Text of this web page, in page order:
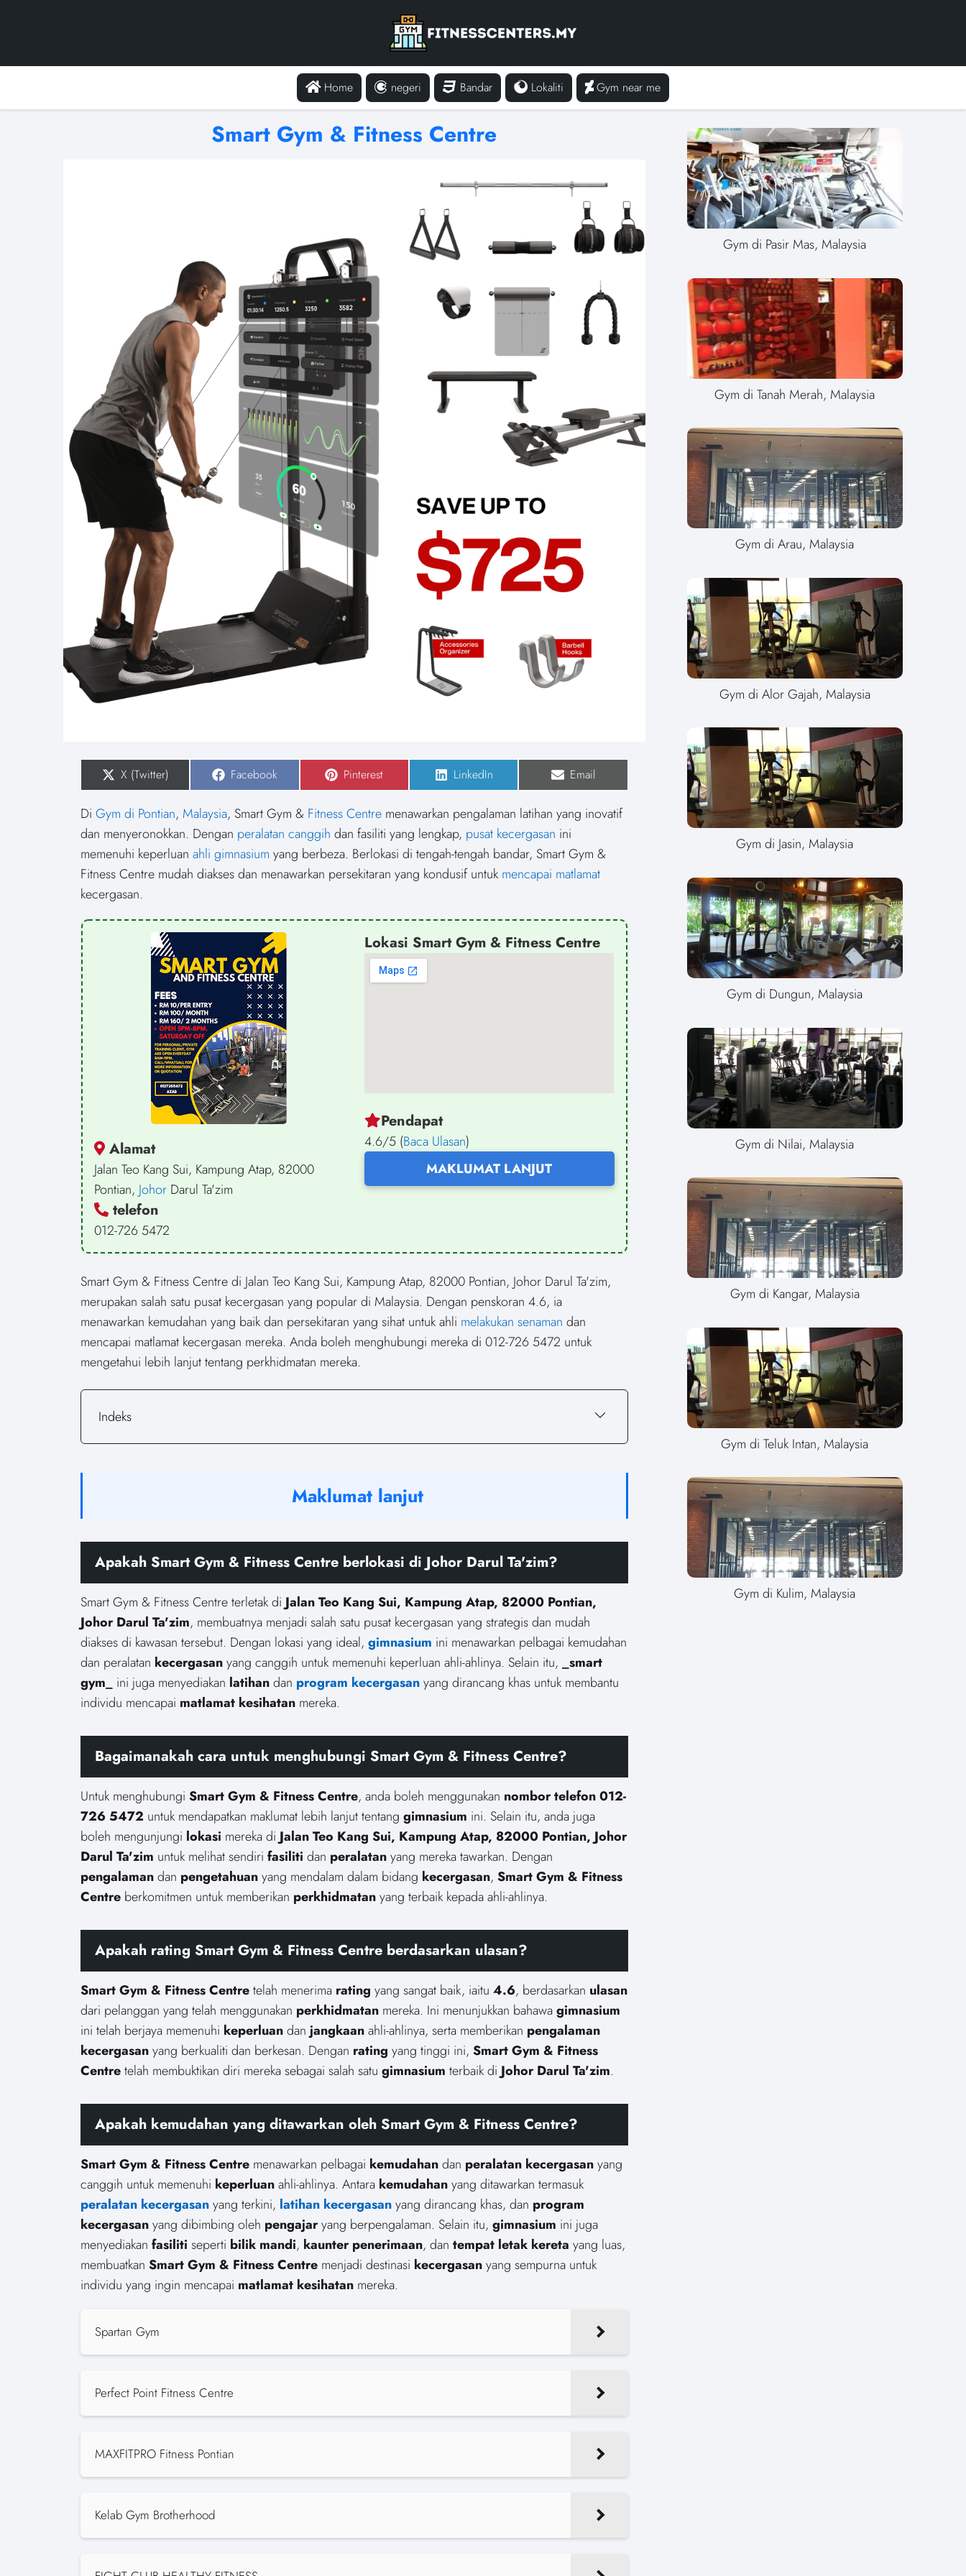
Home negeri Bandar Lokaliti Gym near me
Smart Gym & Fitness Centre
S
e
o
n
X (Twitter) S
e
o
n
Facebook S
r
e
o
n
Pinterest S
r
e
o
n
LinkedIn S
r
e
o
n
Email
Di Gym di Pontian, Malaysia, Smart Gym & Fitness Centre menawarkan pengalaman latihan yang inovatif
dan menyeronokkan. Dengan peralatan canggih dan fasiliti yang lengkap, pusat kecergasan ini
memenuhi keperluan ahli gimnasium yang berbeza. Berlokasi di tengah-tengah bandar, Smart Gym &
Fitness Centre mudah diakses dan menawarkan persekitaran yang kondusif untuk mencapai matlamat
kecergasan.
Alamat
Jalan Teo Kang Sui, Kampung Atap, 82000
Pontian, Johor Darul Ta'zim
telefon
012-726 5472
Lokasi Smart Gym & Fitness Centre
Pendapat
4.6/5 (Baca Ulasan)
MAKLUMAT LANJUT
Smart Gym & Fitness Centre di Jalan Teo Kang Sui, Kampung Atap, 82000 Pontian, Johor Darul Ta'zim,
merupakan salah satu pusat kecergasan yang popular di Malaysia. Dengan penskoran 4.6, ia
menawarkan kemudahan yang baik dan persekitaran yang sihat untuk ahli melakukan senaman dan
mencapai matlamat kecergasan mereka. Anda boleh menghubungi mereka di 012-726 5472 untuk
mengetahui lebih lanjut tentang perkhidmatan mereka.
Indeks
Maklumat lanjut
Apakah Smart Gym & Fitness Centre berlokasi di Johor Darul Ta'zim?
Smart Gym & Fitness Centre terletak di Jalan Teo Kang Sui, Kampung Atap, 82000 Pontian,
Johor Darul Ta'zim, membuatnya menjadi salah satu pusat kecergasan yang strategis dan mudah
diakses di kawasan tersebut. Dengan lokasi yang ideal, gimnasium ini menawarkan pelbagai kemudahan
dan peralatan kecergasanyang canggih untuk memenuhi keperluan ahli-ahlinya. Selain itu,
_smart
gym_
ini juga menyediakan latihandan program kecergasanyang dirancang khas untuk membantu
individu mencapai matlamat kesihatan mereka.
Bagaimanakah cara untuk menghubungi Smart Gym & Fitness Centre?
Untuk menghubungi Smart Gym & Fitness Centre, anda boleh menggunakan nombor telefon012-
726 5472 untuk mendapatkan maklumat lebih lanjut tentang gimnasium ini. Selain itu, anda juga
boleh mengunjungi lokasi mereka di Jalan Teo Kang Sui, Kampung Atap, 82000 Pontian, Johor
Darul Ta'zim untuk melihat sendiri fasiliti dan peralatanyang mereka tawarkan. Dengan
pengalamandan pengetahuanyang mendalam dalam bidang kecergasan, Smart Gym & Fitness
Centre berkomitmen untuk memberikan perkhidmatanyang terbaik kepada ahli-ahlinya.
Apakah rating Smart Gym & Fitness Centre berdasarkan ulasan?
Smart Gym & Fitness Centretelah menerima rating yang sangat baik, iaitu 4.6, berdasarkan ulasan
dari pelanggan yang telah menggunakan perkhidmatan mereka. Ini menunjukkan bahawagimnasium
ini telah berjaya memenuhi keperluandan jangkaanahli-ahlinya, serta memberikan pengalaman
kecergasanyang berkualiti dan berkesan. Dengan rating yang tinggi ini, Smart Gym & Fitness
Centretelah membuktikan diri mereka sebagai salah satu gimnasium terbaik di Johor Darul Ta'zim.
Apakah kemudahan yang ditawarkan oleh Smart Gym & Fitness Centre?
Smart Gym & Fitness Centre menawarkan pelbagai kemudahandan peralatan kecergasanyang
canggih untuk memenuhi keperluanahli-ahlinya. Antara kemudahanyang ditawarkan termasuk
peralatan kecergasanyang terkini, latihan kecergasanyang dirancang khas, dan program
kecergasanyang dibimbing oleh pengajaryang berpengalaman. Selain itu, gimnasium ini juga
menyediakan fasiliti seperti bilik mandi, kaunter penerimaan, dan tempat letak kereta yang luas,
membuatkan Smart Gym & Fitness Centre menjadi destinasi kecergasanyang sempurna untuk
individu yang ingin mencapai matlamat kesihatan mereka.
Spartan Gym
Perfect Point Fitness Centre
MAXFITPRO Fitness Pontian
Kelab Gym Brotherhood
Gym di Pasir Mas, Malaysia
Gym di Tanah Merah, Malaysia
Gym di Arau, Malaysia
Gym di Alor Gajah, Malaysia
Gym di Jasin, Malaysia
Gym di Dungun, Malaysia
Gym di Nilai, Malaysia
Gym di Kangar, Malaysia
Gym di Teluk Intan, Malaysia
Gym di Kulim, Malaysia